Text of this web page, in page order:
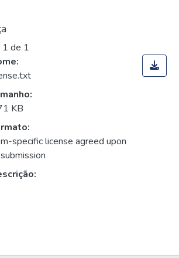
1 de 1
KB
specific license agreed upon